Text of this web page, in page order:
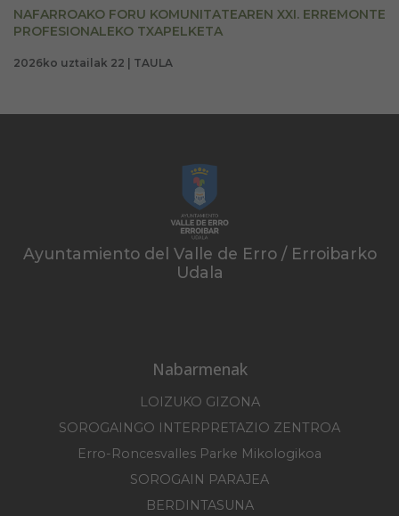
NAFARROAKO FORU KOMUNITATEAREN XXI. ERREMONTE
PROFESIONALEKO TXAPELKETA
2026ko uztailak 22 | TAULA
Ayuntamiento del Valle de Erro / Erroibarko
Udala
Nabarmenak
LOIZUKO GIZONA
SOROGAINGO INTERPRETAZIO ZENTROA
Erro-Roncesvalles Parke Mikologikoa
SOROGAIN PARAJEA
BERDINTASUNA